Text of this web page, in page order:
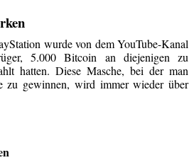
wurde von dem YouTube-Kanal
5.000 Bitcoin an diejenigen zu
hatten. Diese Masche, bei der man
zu gewinnen, wird immer wieder über